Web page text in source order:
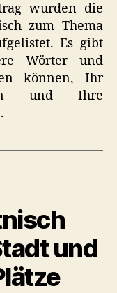
wurden die
zum Thema
Es gibt
Wörter und
können, Ihr
und Ihre
und